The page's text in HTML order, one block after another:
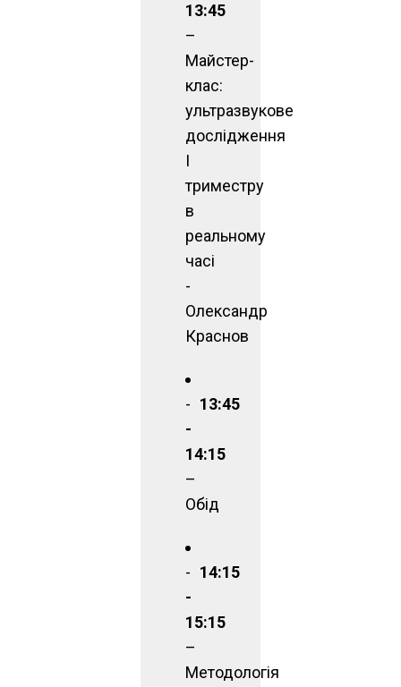
13:45
–
Майстер-
клас:
ультразвукове
дослідження
І
триместру
в
реальному
часі
-
Олександр
Краснов
13:45
-
14:15
–
Обід
14:15
-
15:15
–
Методологія